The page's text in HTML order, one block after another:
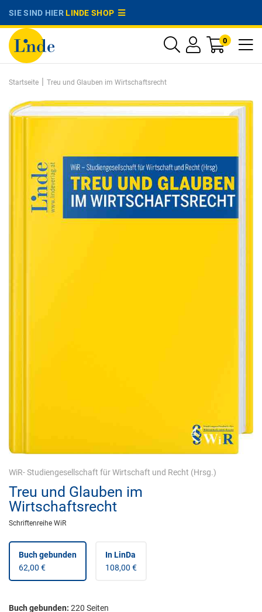
SIE SIND HIERLINDE SHOP
0
Startseite | Treu und Glauben im Wirtschaftsrecht
WiR- Studiengesellschaft für Wirtschaft und Recht (Hrsg.)
Treu und Glauben im
Wirtschaftsrecht
Schriftenreihe WiR
Buch gebunden
62,00 €
In LinDa
108,00 €
Buch gebunden: 220 Seiten